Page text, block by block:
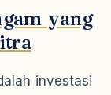
yang
investasi